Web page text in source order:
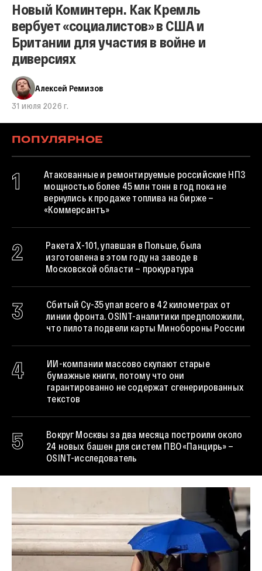
Новый Коминтерн. Как Кремль
вербует «социалистов» в США и
Британии для участия в войне и
диверсиях
Алексей Ремизов
31 июля 2026 г.
ПОПУЛЯРНОЕ
Атакованные и ремонтируемые российские НПЗ
мощностью более 45 млн тонн в год пока не
вернулись к продаже топлива на бирже —
«Коммерсантъ»
1
Ракета X-101, упавшая в Польше, была
изготовлена в этом году на заводе в
Московской области — прокуратура
2
Сбитый Су-35 упал всего в 42 километрах от
линии фронта. OSINT-аналитики предположили,
что пилота подвели карты Минобороны России
3
ИИ-компании массово скупают старые
бумажные книги, потому что они
гарантированно не содержат сгенерированных
текстов
4
Вокруг Москвы за два месяца построили около
24 новых башен для систем ПВО «Панцирь» —
OSINT-исследователь
5